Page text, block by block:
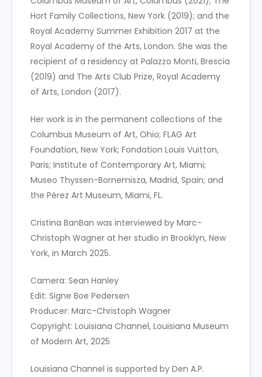
Hort Family Collections, New York (2019); and the
Royal Academy Summer Exhibition 2017 at the
Royal Academy of the Arts, London. She was the
recipient of a residency at Palazzo Monti, Brescia
(2019) and The Arts Club Prize, Royal Academy
of Arts, London (2017).
Her work is in the permanent collections of the
Columbus Museum of Art, Ohio; FLAG Art
Foundation, New York; Fondation Louis Vuitton,
Paris; Institute of Contemporary Art, Miami;
Museo Thyssen-Bornemisza, Madrid, Spain; and
the Pérez Art Museum, Miami, FL.
Cristina BanBan was interviewed by Marc-
Christoph Wagner at her studio in Brooklyn, New
York, in March 2025.
Camera: Sean Hanley
Edit: Signe Boe Pedersen
Producer: Marc-Christoph Wagner
Copyright: Louisiana Channel, Louisiana Museum
of Modern Art, 2025
Louisiana Channel is supported by Den A.P.